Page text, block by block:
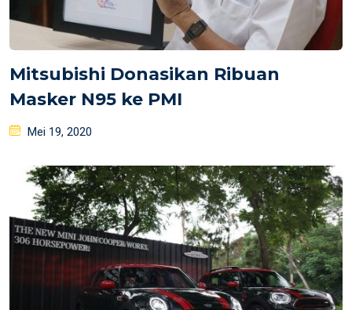
Mitsubishi Donasikan Ribuan
Masker N95 ke PMI
Posted
Mei 19, 2020